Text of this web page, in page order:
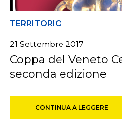
TERRITORIO
21 Settembre 2017
Coppa del Veneto
seconda edizione
CONTINUA A LEGGERE